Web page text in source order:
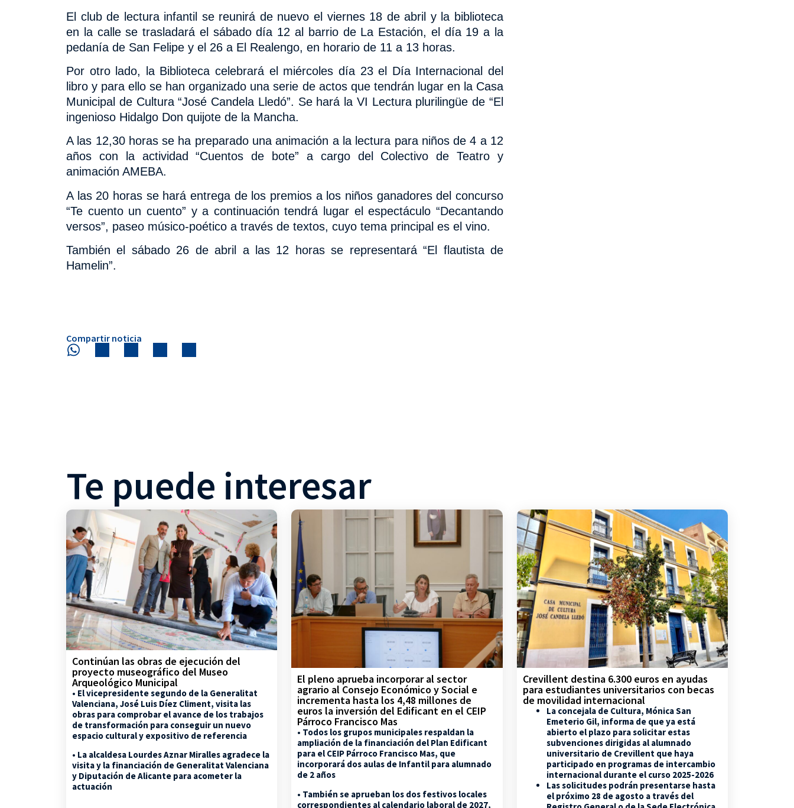
El club de lectura infantil se reunirá de nuevo el viernes 18 de abril y la biblioteca
en la calle se trasladará el sábado día 12 al barrio de La Estación, el día 19 a la
pedanía de San Felipe y el 26 a El Realengo, en horario de 11 a 13 horas.
Por otro lado, la Biblioteca celebrará el miércoles día 23 el Día Internacional del
libro y para ello se han organizado una serie de actos que tendrán lugar en la Casa
Municipal de Cultura “José Candela Lledó”. Se hará la VI Lectura plurilingüe de “El
ingenioso Hidalgo Don quijote de la Mancha.
A las 12,30 horas se ha preparado una animación a la lectura para niños de 4 a 12
años con la actividad “Cuentos de bote” a cargo del Colectivo de Teatro y
animación AMEBA.
A las 20 horas se hará entrega de los premios a los niños ganadores del concurso
“Te cuento un cuento” y a continuación tendrá lugar el espectáculo “Decantando
versos”, paseo músico-poético a través de textos, cuyo tema principal es el vino.
También el sábado 26 de abril a las 12 horas se representará “El flautista de
Hamelin”.
Compartir noticia
Te puede interesar
Continúan las obras de ejecución del
proyecto museográfico del Museo
Arqueológico Municipal
• El vicepresidente segundo de la Generalitat
Valenciana, José Luis Díez Climent, visita las
obras para comprobar el avance de los trabajos
de transformación para conseguir un nuevo
espacio cultural y expositivo de referencia
• La alcaldesa Lourdes Aznar Miralles agradece la
visita y la financiación de Generalitat Valenciana
y Diputación de Alicante para acometer la
actuación
El pleno aprueba incorporar al sector
agrario al Consejo Económico y Social e
incrementa hasta los 4,48 millones de
euros la inversión del Edificant en el CEIP
Párroco Francisco Mas
• Todos los grupos municipales respaldan la
ampliación de la financiación del Plan Edificant
para el CEIP Párroco Francisco Mas, que
incorporará dos aulas de Infantil para alumnado
de 2 años
• También se aprueban los dos festivos locales
correspondientes al calendario laboral de 2027,
Crevillent destina 6.300 euros en ayudas
para estudiantes universitarios con becas
de movilidad internacional
La concejala de Cultura, Mónica San
Emeterio Gil, informa de que ya está
abierto el plazo para solicitar estas
subvenciones dirigidas al alumnado
universitario de Crevillent que haya
participado en programas de intercambio
internacional durante el curso 2025-2026
Las solicitudes podrán presentarse hasta
el próximo 28 de agosto a través del